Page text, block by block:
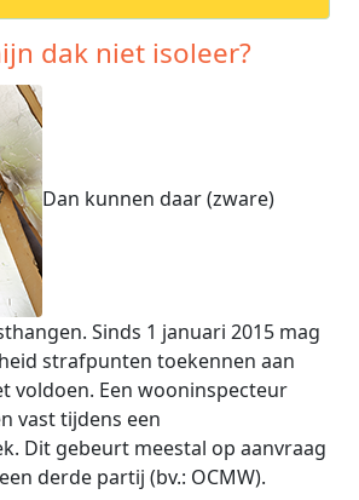
dak niet isoleer?
Dan kunnen daar (zware)
Sinds 1 januari 2015 mag
strafpunten toekennen aan
voldoen. Een wooninspecteur
vast tijdens een
Dit gebeurt meestal op aanvraag
derde partij (bv.: OCMW).